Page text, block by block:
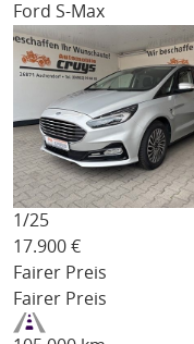
Ford S-Max
1/25
17.900 €
Fairer Preis
Fairer Preis